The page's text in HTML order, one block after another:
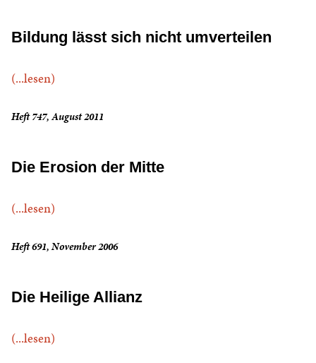
Bildung lässt sich nicht umverteilen
(...lesen)
Heft 747, August 2011
Die Erosion der Mitte
(...lesen)
Heft 691, November 2006
Die Heilige Allianz
(...lesen)